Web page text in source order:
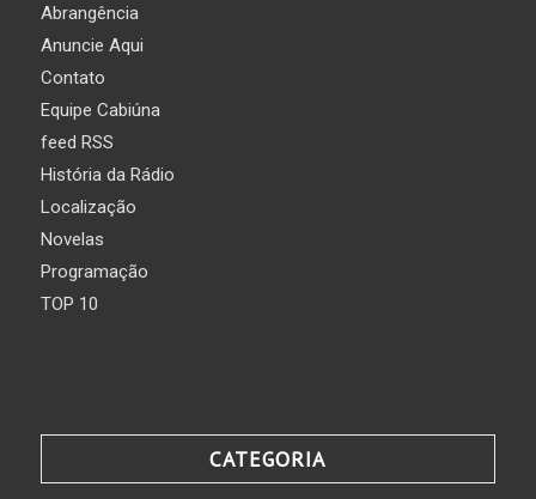
Abrangência
Anuncie Aqui
Contato
Equipe Cabiúna
feed RSS
História da Rádio
Localização
Novelas
Programação
TOP 10
CATEGORIA